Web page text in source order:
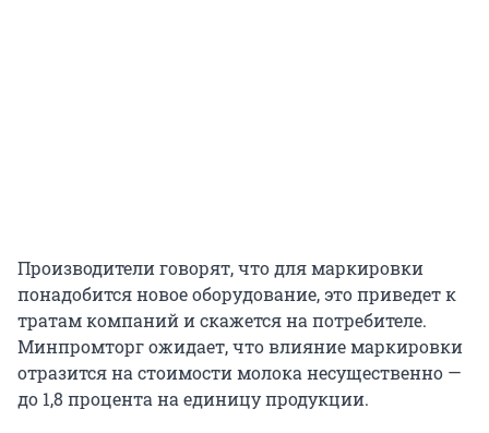
Производители говорят, что для маркировки
понадобится новое оборудование, это приведет к
тратам компаний и скажется на потребителе.
Минпромторг ожидает, что влияние маркировки
отразится на стоимости молока несущественно —
до 1,8 процента на единицу продукции.